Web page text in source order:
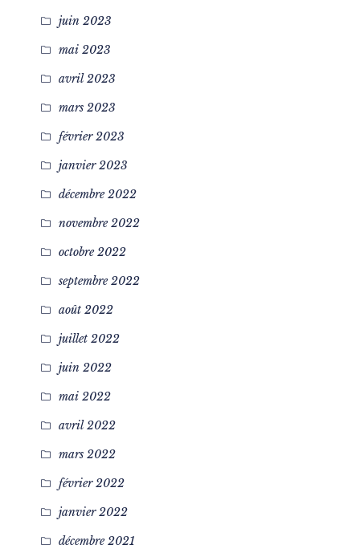
juin 2023
mai 2023
avril 2023
mars 2023
février 2023
janvier 2023
décembre 2022
novembre 2022
octobre 2022
septembre 2022
août 2022
juillet 2022
juin 2022
mai 2022
avril 2022
mars 2022
février 2022
janvier 2022
décembre 2021